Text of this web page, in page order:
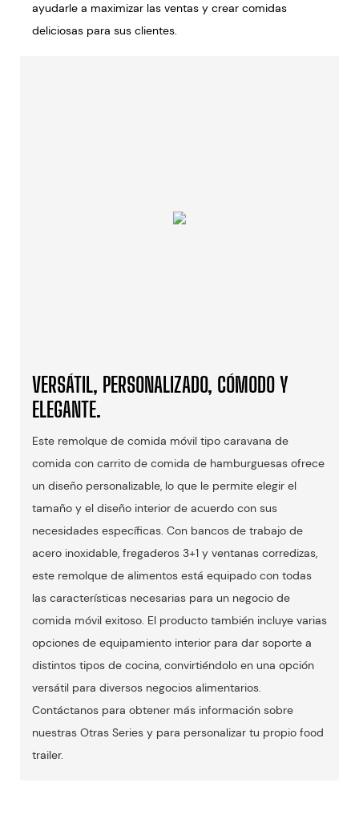
ayudarle a maximizar las ventas y crear comidas
deliciosas para sus clientes.
VERSÁTIL, PERSONALIZADO, CÓMODO Y
ELEGANTE.
Este remolque de comida móvil tipo caravana de
comida con carrito de comida de hamburguesas ofrece
un diseño personalizable, lo que le permite elegir el
tamaño y el diseño interior de acuerdo con sus
necesidades específicas. Con bancos de trabajo de
acero inoxidable, fregaderos 3+1 y ventanas corredizas,
este remolque de alimentos está equipado con todas
las características necesarias para un negocio de
comida móvil exitoso. El producto también incluye varias
opciones de equipamiento interior para dar soporte a
distintos tipos de cocina, convirtiéndolo en una opción
versátil para diversos negocios alimentarios.
Contáctanos para obtener más información sobre
nuestras Otras Series y para personalizar tu propio food
trailer.